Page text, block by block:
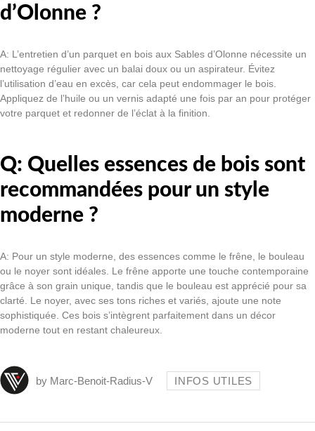
d’Olonne ?
A: L’entretien d’un parquet en bois aux Sables d’Olonne nécessite un
nettoyage régulier avec un balai doux ou un aspirateur. Évitez
l’utilisation d’eau en excès, car cela peut endommager le bois.
Appliquez de l’huile ou un vernis adapté une fois par an pour protéger
votre parquet et redonner de l’éclat à la finition.
Q: Quelles essences de bois sont
recommandées pour un style
moderne ?
A: Pour un style moderne, des essences comme le frêne, le bouleau
ou le noyer sont idéales. Le frêne apporte une touche contemporaine
grâce à son grain unique, tandis que le bouleau est apprécié pour sa
clarté. Le noyer, avec ses tons riches et variés, ajoute une note
sophistiquée. Ces bois s’intègrent parfaitement dans un décor
moderne tout en restant chaleureux.
by Marc-Benoit-Radius-V INFOS UTILES